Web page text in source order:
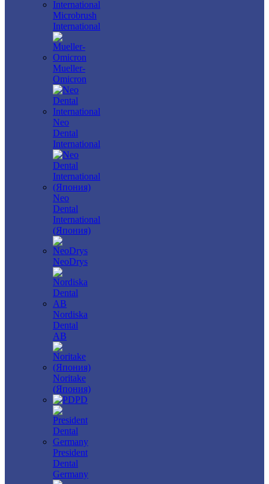
Microbrush
International
Mueller-
Omicron
Neo
Dental
International
Neo
Dental
International
(Япония)
NeoDrys
Nordiska
Dental
AB
Noritake
(Япония)
PD
President
Dental
Germany